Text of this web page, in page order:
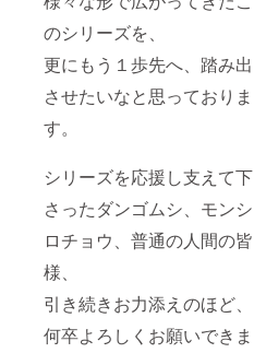
のシリーズを、
更にもう１歩先へ、踏み出
させたいなと思っておりま
す。
シリーズを応援し支えて下
さったダンゴムシ、モンシ
ロチョウ、普通の人間の皆
様、
引き続きお力添えのほど、
何卒よろしくお願いできま